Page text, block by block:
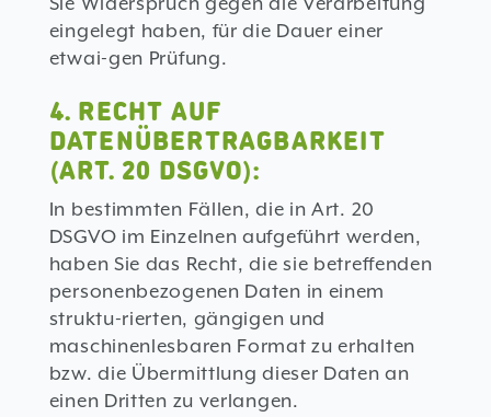
eingelegt haben, für die Dauer einer
etwai-gen Prüfung.
4. RECHT AUF
DATENÜBERTRAGBARKEIT
(ART. 20 DSGVO):
In bestimmten Fällen, die in Art. 20
DSGVO im Einzelnen aufgeführt werden,
haben Sie das Recht, die sie betreffenden
personenbezogenen Daten in einem
struktu-rierten, gängigen und
maschinenlesbaren Format zu erhalten
bzw. die Übermittlung dieser Daten an
einen Dritten zu verlangen.